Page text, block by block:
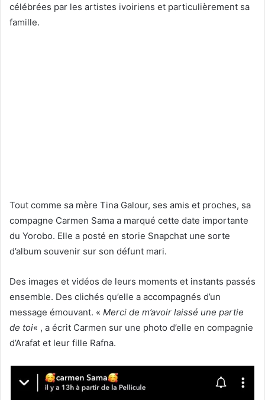
célébrées par les artistes ivoiriens et particulièrement sa
famille.
Tout comme sa mère Tina Galour, ses amis et proches, sa
compagne Carmen Sama a marqué cette date importante
du Yorobo. Elle a posté en storie Snapchat une sorte
d’album souvenir sur son défunt mari.
Des images et vidéos de leurs moments et instants passés
ensemble. Des clichés qu’elle a accompagnés d’un
message émouvant. « Merci de m’avoir laissé une partie
de toi« , a écrit Carmen sur une photo d’elle en compagnie
d’Arafat et leur fille Rafna.